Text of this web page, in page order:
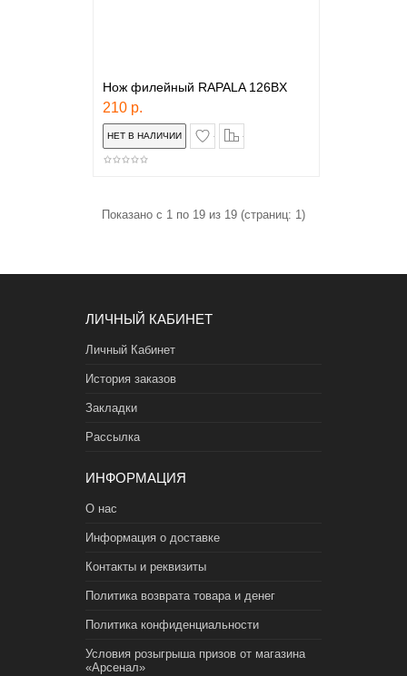
Нож филейный RAPALA 126BX
210 р.
в закладки
Показано с 1 по 19 из 19 (страниц: 1)
ЛИЧНЫЙ КАБИНЕТ
Личный Кабинет
История заказов
Закладки
Рассылка
ИНФОРМАЦИЯ
О нас
Информация о доставке
Контакты и реквизиты
Политика возврата товара и денег
Политика конфиденциальности
Условия розыгрыша призов от магазина
«Арсенал»